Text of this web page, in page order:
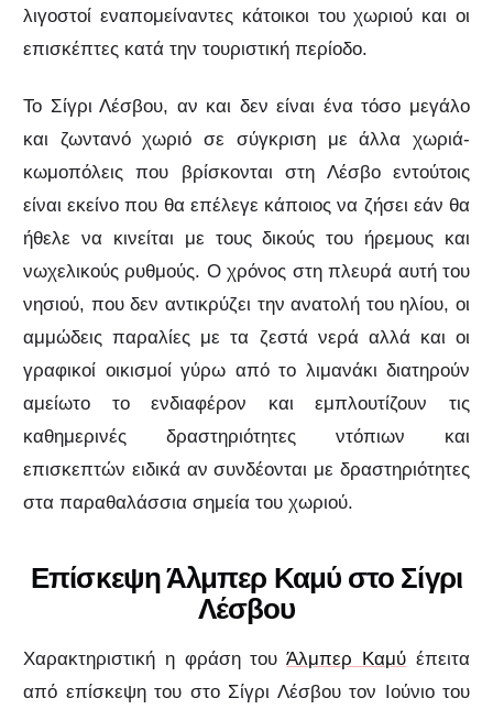
λιγοστοί εναπομείναντες κάτοικοι του χωριού και οι
επισκέπτες κατά την τουριστική περίοδο.
Το Σίγρι Λέσβου, αν και δεν είναι ένα τόσο μεγάλο
και ζωντανό χωριό σε σύγκριση με άλλα χωριά-
κωμοπόλεις που βρίσκονται στη Λέσβο εντούτοις
είναι εκείνο που θα επέλεγε κάποιος να ζήσει εάν θα
ήθελε να κινείται με τους δικούς του ήρεμους και
νωχελικούς ρυθμούς. Ο χρόνος στη πλευρά αυτή του
νησιού, που δεν αντικρύζει την ανατολή του ηλίου, οι
αμμώδεις παραλίες με τα ζεστά νερά αλλά και οι
γραφικοί οικισμοί γύρω από το λιμανάκι διατηρούν
αμείωτο το ενδιαφέρον και εμπλουτίζουν τις
καθημερινές δραστηριότητες ντόπιων και
επισκεπτών ειδικά αν συνδέονται με δραστηριότητες
στα παραθαλάσσια σημεία του χωριού.
Επίσκεψη Άλμπερ Καμύ στο Σίγρι
Λέσβου
Χαρακτηριστική η φράση τουΆλμπερ Καμύ έπειτα
από επίσκεψη του στο Σίγρι Λέσβου τον Ιούνιο του